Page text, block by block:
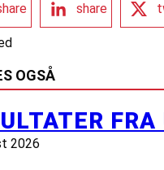
share
OGSÅ
2026